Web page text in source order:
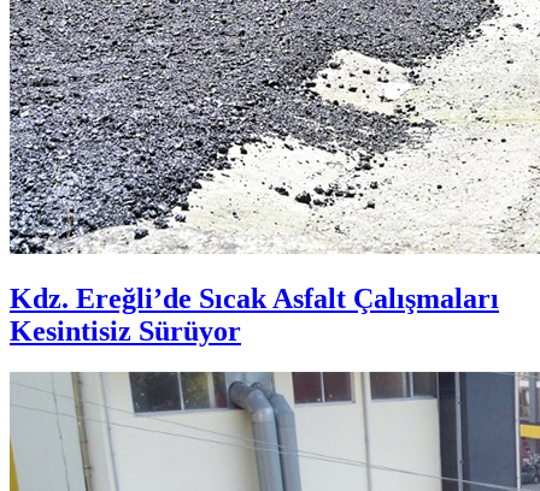
Kdz. Ereğli’de Sıcak Asfalt Çalışmaları
Kesintisiz Sürüyor